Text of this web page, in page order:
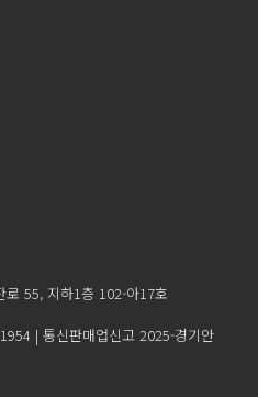
로 55, 지하1층 102-아17호
| 통신판매업신고 2025-경기안